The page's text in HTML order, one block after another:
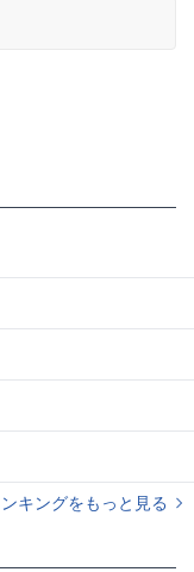
キングをもっと見る